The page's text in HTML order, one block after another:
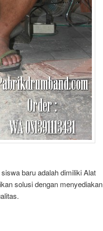
baru adalah dimiliki Alat
solusi dengan menyediakan